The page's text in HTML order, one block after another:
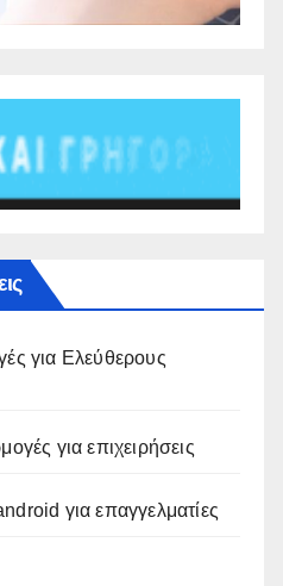
για Ελεύθερους
για επιχειρήσεις
για επαγγελματίες